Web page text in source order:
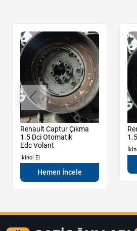
Renault Captur Çıkma
1.5 Dci Otomatik
Edc Volant
İkinci El
Hemen İncele